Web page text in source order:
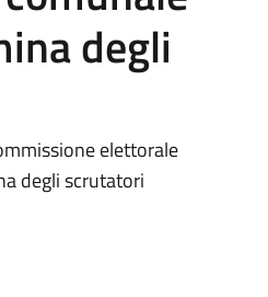
degli
elettorale
degli scrutatori